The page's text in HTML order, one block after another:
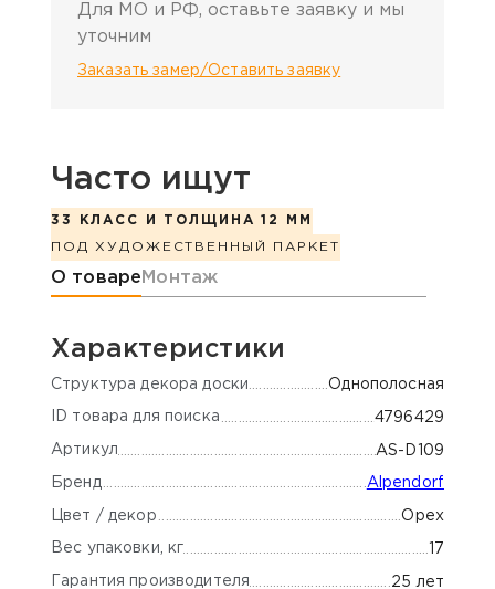
Для МО и РФ, оставьте заявку и мы
уточним
Заказать замер/Оставить заявку
Часто ищут
33 КЛАСС И ТОЛЩИНА 12 ММ
ПОД ХУДОЖЕСТВЕННЫЙ ПАРКЕТ
Информация о товаре
О товаре Монтаж
Характеристики
Cтруктура декора доски Однополосная
ID товара для поиска 4796429
Артикул AS-D109
Бренд Alpendorf
Цвет / декор Орех
Вес упаковки, кг 17
Гарантия производителя 25 лет